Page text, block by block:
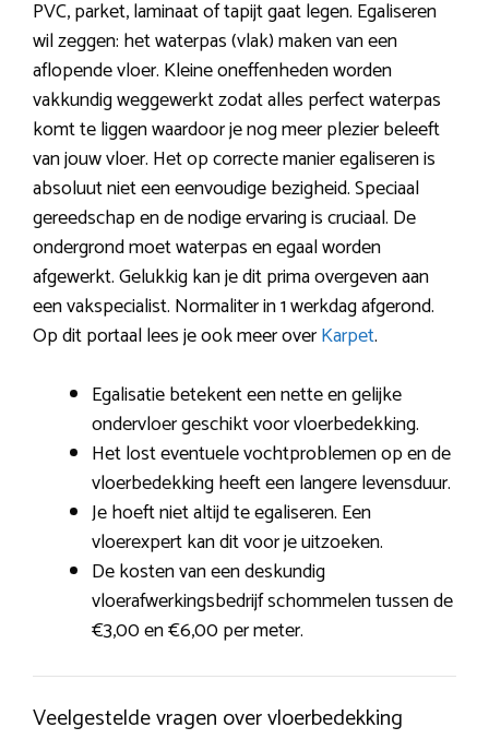
PVC, parket, laminaat of tapijt gaat legen. Egaliseren
wil zeggen: het waterpas (vlak) maken van een
aflopende vloer. Kleine oneffenheden worden
vakkundig weggewerkt zodat alles perfect waterpas
komt te liggen waardoor je nog meer plezier beleeft
van jouw vloer. Het op correcte manier egaliseren is
absoluut niet een eenvoudige bezigheid. Speciaal
gereedschap en de nodige ervaring is cruciaal. De
ondergrond moet waterpas en egaal worden
afgewerkt. Gelukkig kan je dit prima overgeven aan
een vakspecialist. Normaliter in 1 werkdag afgerond.
Op dit portaal lees je ook meer overKarpet.
Egalisatie betekent een nette en gelijke
ondervloer geschikt voor vloerbedekking.
Het lost eventuele vochtproblemen op en de
vloerbedekking heeft een langere levensduur.
Je hoeft niet altijd te egaliseren. Een
vloerexpert kan dit voor je uitzoeken.
De kosten van een deskundig
vloerafwerkingsbedrijf schommelen tussen de
€3,00 en €6,00 per meter.
Veelgestelde vragen over vloerbedekking